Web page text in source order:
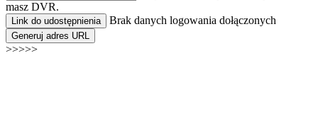
masz DVR.
Link do udostępnienia Brak danych logowania dołączonych
Generuj adres URL
>>>>>